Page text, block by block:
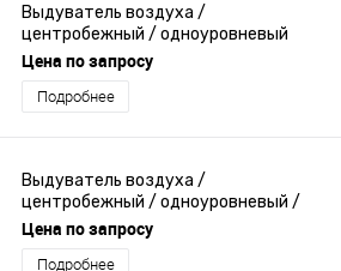
Выдуватель воздуха /
центробежный / одноуровневый
Цена по запросу
Подробнее
Выдуватель воздуха /
центробежный / одноуровневый /
взрывозащищенный
Цена по запросу
Подробнее